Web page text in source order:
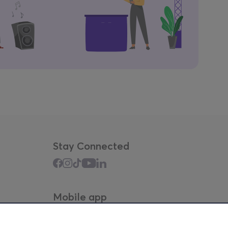
Stay Connected
Mobile app